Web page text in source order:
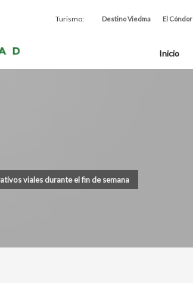
Turismo: Destino Viedma El Cóndor
Inicio
viales durante el fin de semana